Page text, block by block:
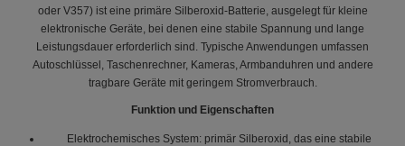
oder V357) ist eine primäre Silberoxid-Batterie, ausgelegt für kleine
elektronische Geräte, bei denen eine stabile Spannung und lange
Leistungsdauer erforderlich sind. Typische Anwendungen umfassen
Autoschlüssel, Taschenrechner, Kameras, Armbanduhren und andere
tragbare Geräte mit geringem Stromverbrauch.
Funktion und Eigenschaften
Elektrochemisches System: primär Silberoxid, das eine stabile